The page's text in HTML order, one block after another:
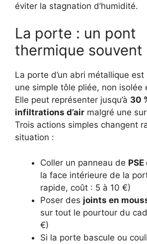
éviter la stagnation d’humidité.
La porte : un pont
thermique souvent
La porte d’un abri métallique
une simple tôle pliée, non isolée
Elle peut représenter jusqu’à 30
infiltrations d’air malgré une
Trois actions simples changent
situation :
Coller un panneau de
la face intérieure de la
rapide, coût : 5 à 10 €)
Poser des joints en
sur tout le pourtour du
€)
Si la porte bascule ou